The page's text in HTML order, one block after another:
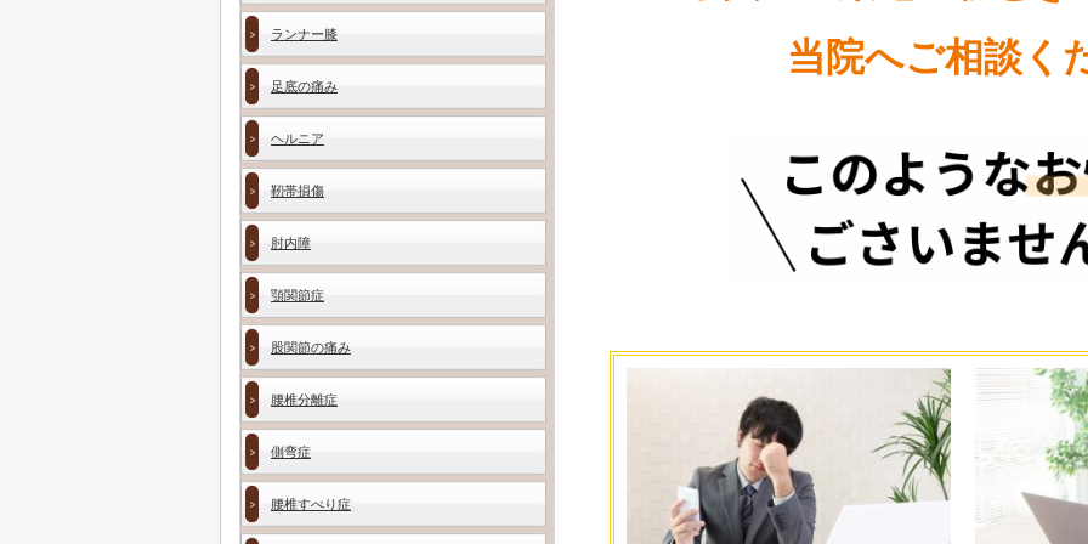
当院へご相談く
ランナー膝
足底の痛み
ヘルニア
靭帯損傷
肘内障
顎関節症
股関節の痛み
腰椎分離症
側弯症
腰椎すべり症